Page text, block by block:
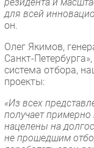
для всей
он.
Олег Якимов,
Санкт-
система отбора,
проекты:
«Из всех
получает
нацелены на
не прошедшим